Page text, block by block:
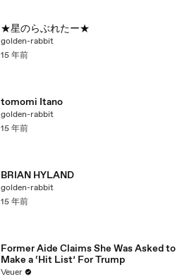
★星のらぶれたー★
golden-rabbit
15 年前
tomomi Itano
golden-rabbit
15 年前
BRIAN HYLAND
golden-rabbit
15 年前
Former Aide Claims She Was Asked to
Make a ‘Hit List’ For Trump
Veuer